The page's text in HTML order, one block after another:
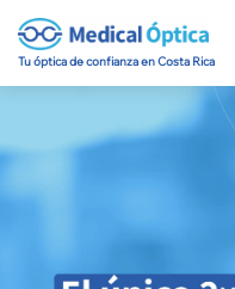
Tu óptica de confianza en Costa Rica